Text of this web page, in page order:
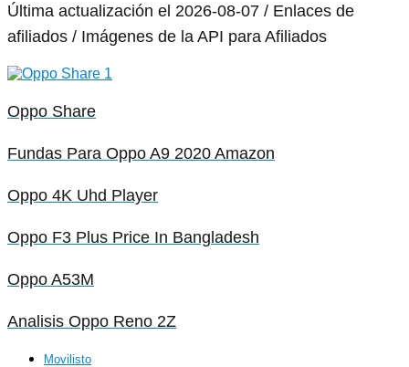
Última actualización el 2026-08-07 / Enlaces de
afiliados / Imágenes de la API para Afiliados
Oppo Share
Fundas Para Oppo A9 2020 Amazon
Oppo 4K Uhd Player
Oppo F3 Plus Price In Bangladesh
Oppo A53M
Analisis Oppo Reno 2Z
Movilisto